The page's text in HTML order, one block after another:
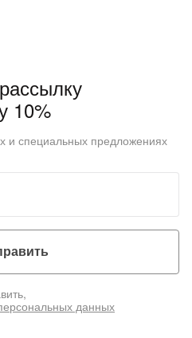
10%
и специальных предложениях
данных